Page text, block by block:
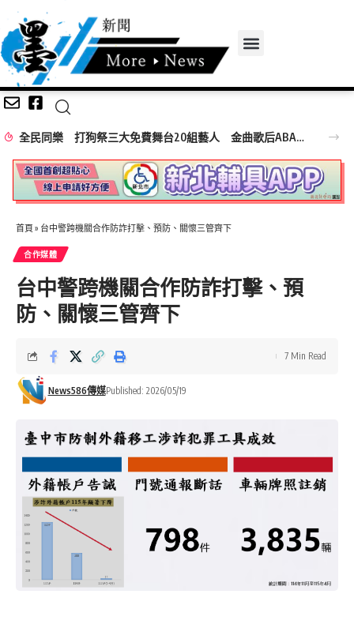
全民同樂 打狗祭三大免費舞台20組藝人 金曲歌后ABAO阿爆、布拉瑞揚舞團熱力引爆
首頁 » 台中警跨機關合作防詐打擊、預防、關懷三管齊下
合作媒體
台中警跨機關合作防詐打擊、預
防、關懷三管齊下
News586傳媒Published: 2026/05/19
7 Min Read